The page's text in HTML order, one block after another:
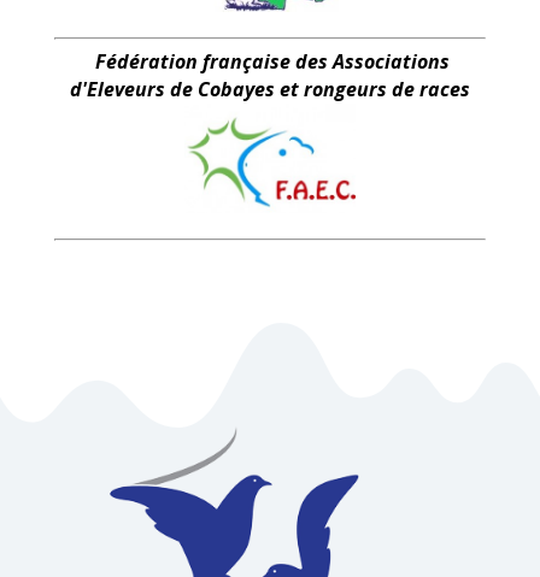
Fédération française des Associations
d'Eleveurs de Cobayes et rongeurs de races